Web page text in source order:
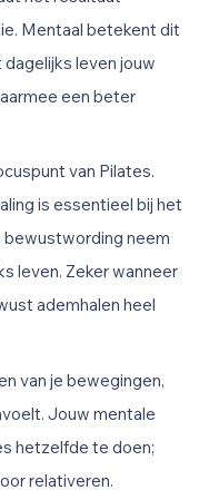
Mentaal betekent dit
leven jouw
een beter
van Pilates.
is essentieel bij het
bewustwording neem
leven. Zeker wanneer
ademhalen heel
van je bewegingen,
Jouw mentale
hetzelfde te doen;
relativeren.